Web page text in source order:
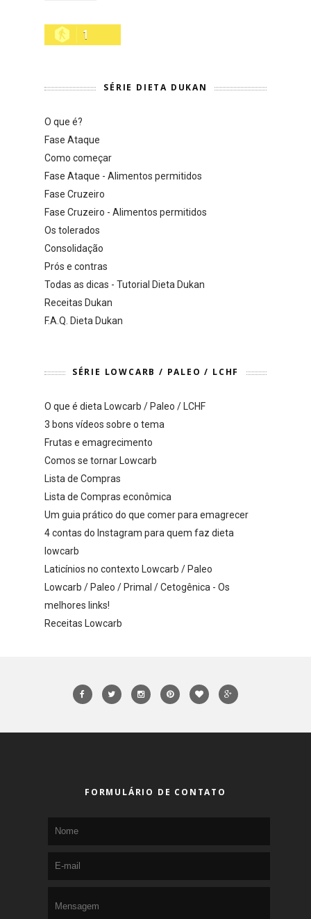
1
SÉRIE DIETA DUKAN
O que é?
Fase Ataque
Como começar
Fase Ataque - Alimentos permitidos
Fase Cruzeiro
Fase Cruzeiro - Alimentos permitidos
Os tolerados
Consolidação
Prós e contras
Todas as dicas - Tutorial Dieta Dukan
Receitas Dukan
F.A.Q. Dieta Dukan
SÉRIE LOWCARB / PALEO / LCHF
O que é dieta Lowcarb / Paleo / LCHF
3 bons vídeos sobre o tema
Frutas e emagrecimento
Comos se tornar Lowcarb
Lista de Compras
Lista de Compras econômica
Um guia prático do que comer para emagrecer
4 contas do Instagram para quem faz dieta
lowcarb
Laticínios no contexto Lowcarb / Paleo
Lowcarb / Paleo / Primal / Cetogênica - Os
melhores links!
Receitas Lowcarb
FORMULÁRIO DE CONTATO